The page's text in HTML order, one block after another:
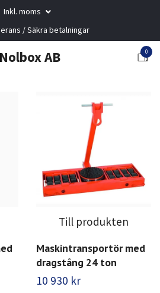
Inkl. moms
/ Säkra betalningar
Nolbox AB 0
Till produkten
Maskintransportör med
dragstång 24 ton
10 930 kr